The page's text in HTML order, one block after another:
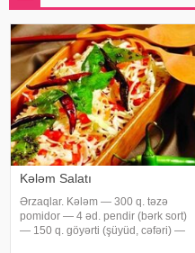
Kələm Salatı
Ərzaqlar. Kələm — 300 q. təzə
pomidor — 4 əd. pendir (bərk sort)
— 150 q. göyərti (şüyüd, cəfəri) —